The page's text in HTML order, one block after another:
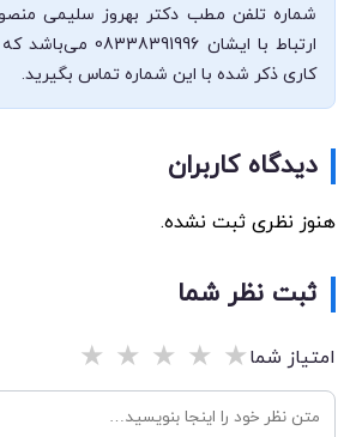
شماره تلفن مطب دکتر بهروز سلیمی
ارتباط با ایشان
کاری ذکر شده با این شماره تماس بگیرید.
دیدگاه کاربران
هنوز نظری ثبت نشده.
ثبت نظر شما
امتیاز شما★
★
★
★
★